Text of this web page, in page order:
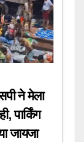
ने मेला
पार्किंग
जायजा